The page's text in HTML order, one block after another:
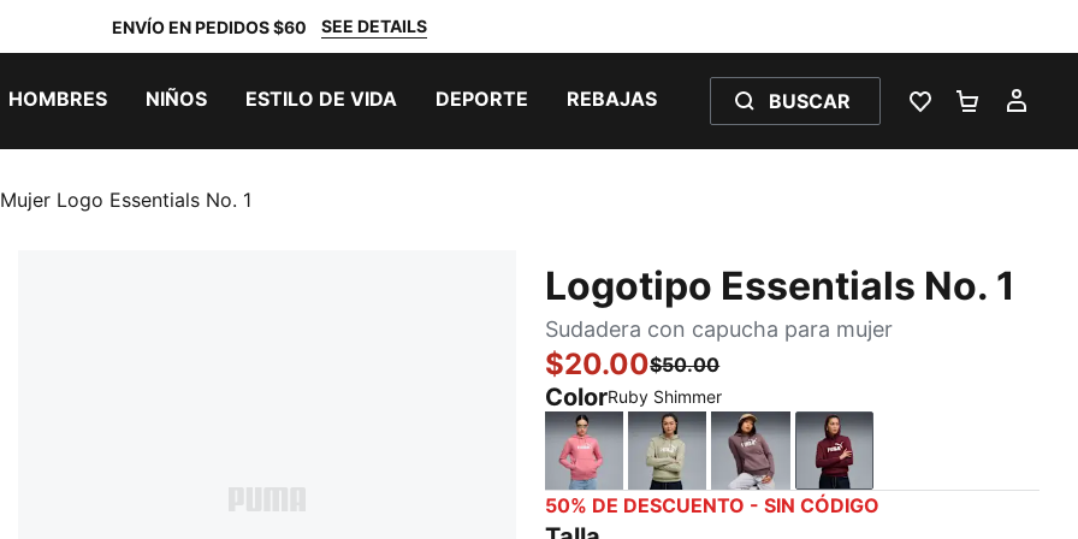
ENVÍO EN PEDIDOS $60 SEE DETAILS
HOMBRES NIÑOS ESTILO DE VIDA DEPORTE REBAJAS BUSCAR
LISTA DE
Logo Essentials No. 1
Logotipo Essentials No. 1
Sudadera con capucha para mujer
$20.00$50.00
ColorRuby Shimmer
Wild PinkLux ArmyRaisin
Ruby Shimmer
50% DE DESCUENTO - SIN CÓDIGO